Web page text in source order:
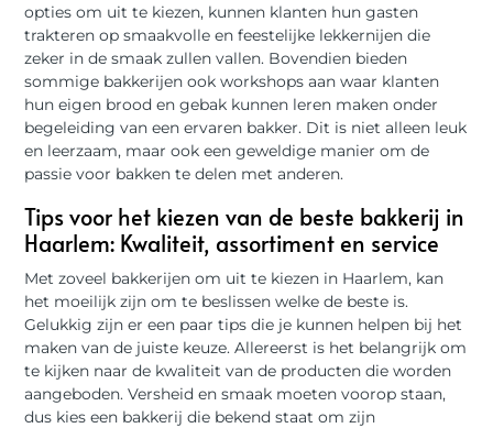
opties om uit te kiezen, kunnen klanten hun gasten
trakteren op smaakvolle en feestelijke lekkernijen die
zeker in de smaak zullen vallen. Bovendien bieden
sommige bakkerijen ook workshops aan waar klanten
hun eigen brood en gebak kunnen leren maken onder
begeleiding van een ervaren bakker. Dit is niet alleen leuk
en leerzaam, maar ook een geweldige manier om de
passie voor bakken te delen met anderen.
Tips voor het kiezen van de beste bakkerij in
Haarlem: Kwaliteit, assortiment en service
Met zoveel bakkerijen om uit te kiezen in Haarlem, kan
het moeilijk zijn om te beslissen welke de beste is.
Gelukkig zijn er een paar tips die je kunnen helpen bij het
maken van de juiste keuze. Allereerst is het belangrijk om
te kijken naar de kwaliteit van de producten die worden
aangeboden. Versheid en smaak moeten voorop staan,
dus kies een bakkerij die bekend staat om zijn